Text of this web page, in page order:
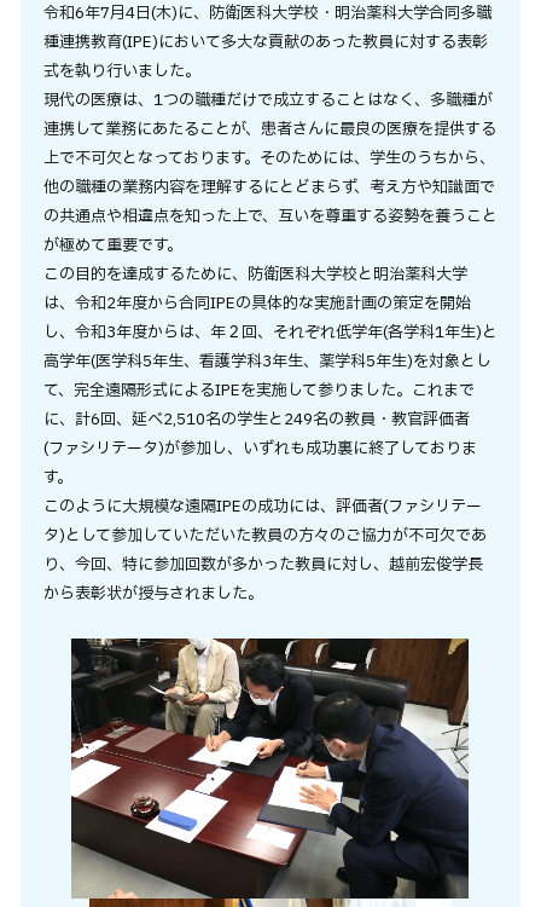
令和6年7月4日(木)に、防衛医科大学校・明治薬科大学合同多職
種連携教育(IPE)において多大な貢献のあった教員に対する表彰
式を執り行いました。
現代の医療は、1つの職種だけで成立することはなく、多職種が
連携して業務にあたることが、患者さんに最良の医療を提供する
上で不可欠となっております。そのためには、学生のうちから、
他の職種の業務内容を理解するにとどまらず、考え方や知識面で
の共通点や相違点を知った上で、互いを尊重する姿勢を養うこと
が極めて重要です。
この目的を達成するために、防衛医科大学校と明治薬科大学
は、令和2年度から合同IPEの具体的な実施計画の策定を開始
し、令和3年度からは、年２回、それぞれ低学年(各学科1年生)と
高学年(医学科5年生、看護学科3年生、薬学科5年生)を対象とし
て、完全遠隔形式によるIPEを実施して参りました。これまで
に、計6回、延べ2,510名の学生と249名の教員・教官評価者
(ファシリテータ)が参加し、いずれも成功裏に終了しておりま
す。
このように大規模な遠隔IPEの成功には、評価者(ファシリテー
タ)として参加していただいた教員の方々のご協力が不可欠であ
り、今回、特に参加回数が多かった教員に対し、越前宏俊学長
から表彰状が授与されました。